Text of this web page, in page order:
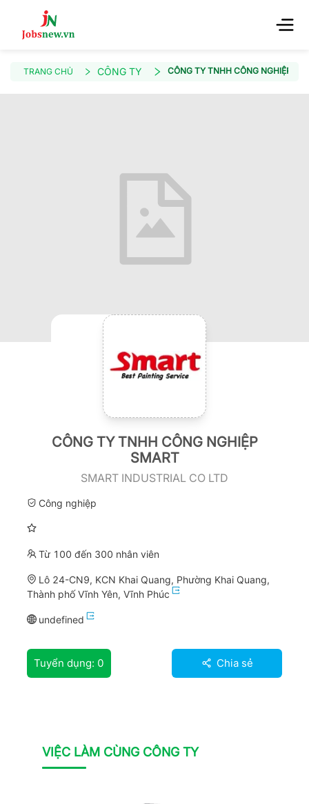
TRANG CHỦ CÔNG TY CÔNG TY TNHH CÔNG NGHIỆP
CÔNG TY TNHH CÔNG NGHIỆP
SMART
SMART INDUSTRIAL CO LTD
Công nghiệp
Từ 100 đến 300 nhân viên
Lô 24-CN9, KCN Khai Quang, Phường Khai Quang,
Thành phố Vĩnh Yên, Vĩnh Phúc
undefined
Tuyển dụng: 0 Chia sẻ
VIỆC LÀM CÙNG CÔNG TY